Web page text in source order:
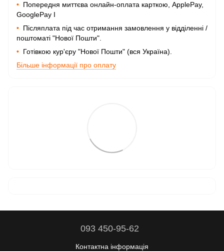
• Попередня миттєва онлайн-оплата карткою, ApplePay,
GooglePay I
• Післяплата під час отримання замовлення у відділенні /
поштоматі "Нової Пошти".
• Готівкою кур'єру "Нової Пошти" (вся Україна).
Більше інформації про оплату
093 450-95-62
Контактна інформація